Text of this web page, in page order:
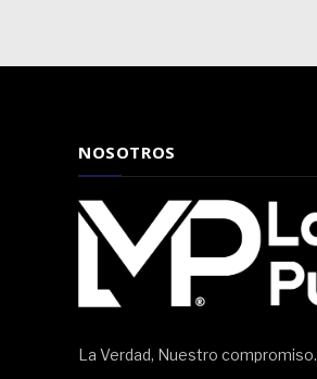
NOSOTROS
La Verdad, Nuestro compromiso.